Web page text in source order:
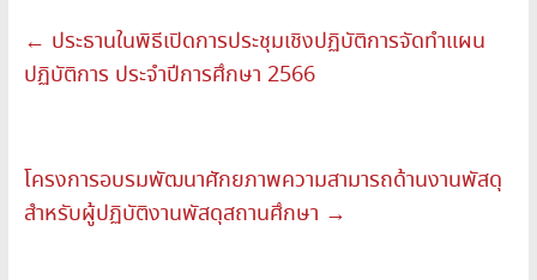
← ประธานในพิธีเปิดการประชุมเชิงปฏิบัติการจัดทำแผน
ปฏิบัติการ ประจำปีการศึกษา 2566
โครงการอบรมพัฒนาศักยภาพความสามารถด้านงานพัสดุ
สำหรับผู้ปฏิบัติงานพัสดุสถานศึกษา →